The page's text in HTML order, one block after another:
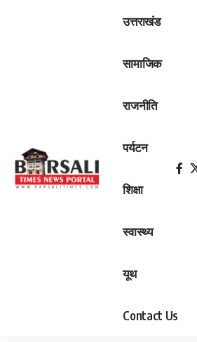
उत्तराखंड
सामाजिक
राजनीति
पर्यटन
शिक्षा
स्वास्थ्य
यूथ
Contact Us